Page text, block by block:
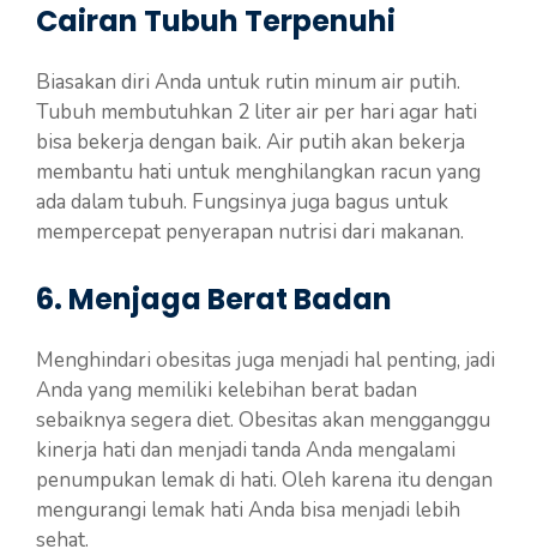
Cairan Tubuh Terpenuhi
Biasakan diri Anda untuk rutin minum air putih.
Tubuh membutuhkan 2 liter air per hari agar hati
bisa bekerja dengan baik. Air putih akan bekerja
membantu hati untuk menghilangkan racun yang
ada dalam tubuh. Fungsinya juga bagus untuk
mempercepat penyerapan nutrisi dari makanan.
6. Menjaga Berat Badan
Menghindari obesitas juga menjadi hal penting, jadi
Anda yang memiliki kelebihan berat badan
sebaiknya segera diet. Obesitas akan mengganggu
kinerja hati dan menjadi tanda Anda mengalami
penumpukan lemak di hati. Oleh karena itu dengan
mengurangi lemak hati Anda bisa menjadi lebih
sehat.